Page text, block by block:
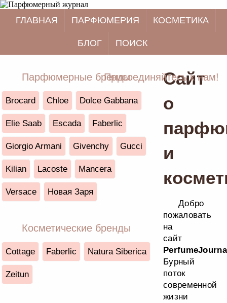
ГЛАВНАЯ ПАРФЮМЕРИЯ КОСМЕТИКА
БЛОГ ПОИСК
Сайт
о
и
Добро
пожаловать
на
сайт
Бурный
поток
современной
жизни
Парфюмерные бренды
Brocard Chloe Dolce Gabbana
Elie Saab Escada Faberlic
Giorgio Armani Givenchy Gucci
Kilian Lacoste Mancera
Versace Новая Заря
Косметические бренды
Cottage Faberlic Natura Siberica
Zeitun
Присоединяйтесь к нам!